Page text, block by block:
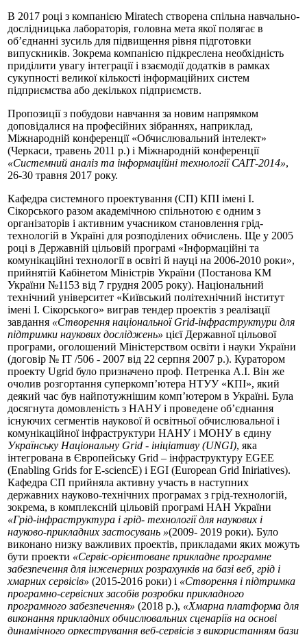
В 2017 році з компанією Miratech створена спільна навчально-
дослідницька лабораторія, головна мета якої полягає в
об’єднанні зусиль для підвищення рівня підготовки
випускників. Зокрема компанією підкреслена необхідність
приділити увагу інтеграції і взаємодії додатків в рамках
сукупності великої кількості інформаційних систем
підприємства або декількох підприємств.
Пропозиції з побудови навчання за новим напрямком
доповідалися на професійних зібраннях, наприклад,
Міжнародній конференції «Обчислювальний інтелект»
(Черкаси, травень 2011 р.) і Міжнародній конференції
«Системний аналіз та інформаційні технології САІТ-2014»,
26-30 травня 2017 року.
Кафедра системного проектування (СП) КПІ імені І.
Сікорського разом академічною спільнотою є одним з
організаторів і активним учасником становлення грід-
технологій в Україні для розподілених обчислень. Ще у 2005
році в Державній цільовій програмі «Інформаційні та
комунікаційні технології в освіті й науці на 2006-2010 роки»,
прийнятій Кабінетом Міністрів України (Постанова КМ
України №1153 від 7 грудня 2005 року). Національний
технічний університет «Київський політехнічний інститут
імені І. Сікорського» виграв тендер проектів з реалізації
завдання «Створення національної Grid-інфраструктури для
підтримки наукових досліджень» цієї Державної цільової
програми, оголошений Міністерством освіти і науки України
(договір № ІТ /506 - 2007 від 22 серпня 2007 р.). Куратором
проекту Ugrid було призначено проф. Петренка А.І. Він же
очолив розгортання суперкомп’ютера НТУУ «КПІ», який
деякий час був найпотужнішим комп’ютером в Україні. Була
досягнута домовленість з НАНУ і проведене об’єднання
існуючих сегментів наукової й освітньої обчислювальної і
комунікаційної інфраструктури НАНУ і МОНУ в єдину
Українську Національну Grid - ініціативу (UNGI), яка
інтегрована в Європейську Grid – інфраструктуру EGEE
(Enabling Grids for E-sciencE) і EGI (European Grid Iniriatives).
Кафедра СП прийняла активну участь в наступних
державних науково-технічних програмах з грід-технологій,
зокрема, в комплексній цільовій програмі НАН України
«Грід-інфраструктура і грід- технології для наукових і
науково-прикладних застосувань »(2009- 2019 роки). Було
виконано низку важливих проектів, прикладами яких можуть
бути проекти «Сервіс-орієнтоване прикладне програмне
забезпечення для інженерних розрахунків на базі веб, грід і
хмарних сервісів» (2015-2016 роки) і «Створення і підтримка
програмно-сервісних засобів розробки прикладного
програмного забезпечення» (2018 р.), «Хмарна платформа для
виконання прикладних обчислювальних сценаріїв на основі
динамічного оркестрування веб-сервісів з використанням бази